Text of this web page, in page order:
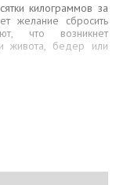
килограммов за
желание сбросить
что возникнет
живота, бедер или